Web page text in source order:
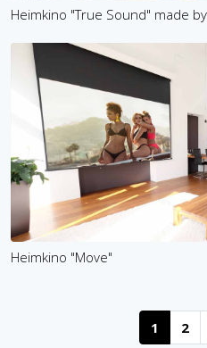
Heimkino "True Sound" made by
Heimkino "Move"
1 2